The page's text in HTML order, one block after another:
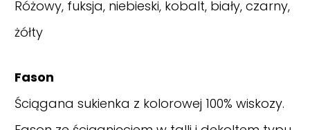
Różowy, fuksja, niebieski, kobalt, biały, czarny,
żółty
Fason
Ściągana sukienka z kolorowej 100% wiskozy.